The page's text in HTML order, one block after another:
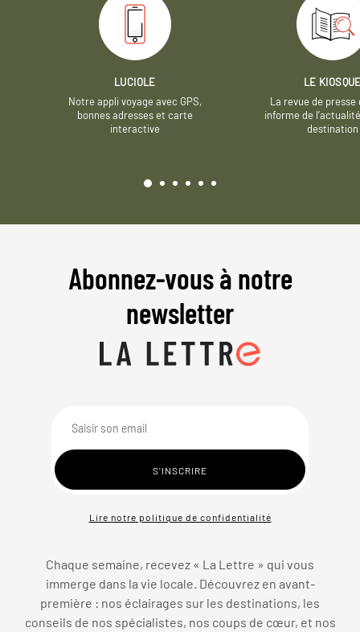
LUCIOLE
Notre appli voyage avec GPS,
bonnes adresses et carte
interactive
LE
La revue de presse
informe de
destination
Abonnez-vous à notre
newsletter
Lire notre politique de confidentialité
Chaque semaine, recevez « La Lettre » qui vous
immerge dans la vie locale. Découvrez en avant-
première : nos éclairages sur les destinations, les
conseils de nos spécialistes, nos coups de cœur, et nos